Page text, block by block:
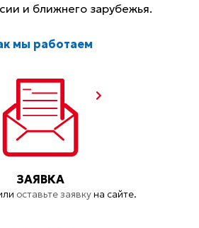
и ближнего зарубежья.
мы работаем
ЗАЯВКА
оставьте заявкуна сайте.